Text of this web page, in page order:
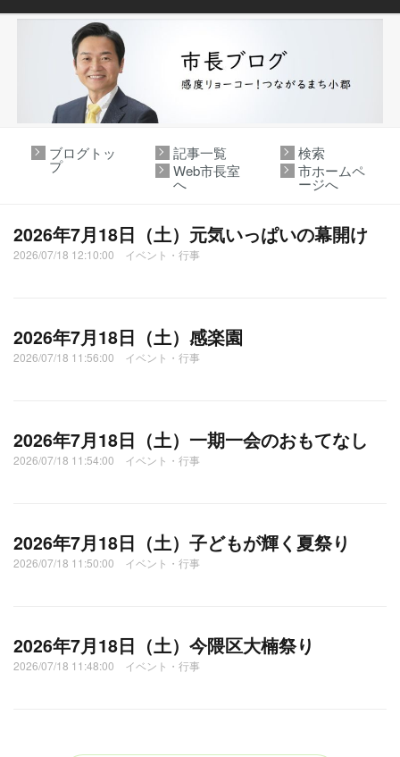
ブログトッ
プ
記事一覧
検索
Web市長室
へ
市ホームペ
ージへ
2026年7月18日（土）元気いっぱいの幕開け
2026/07/18 12:10:00 イベント・行事
2026年7月18日（土）感楽園
2026/07/18 11:56:00 イベント・行事
2026年7月18日（土）一期一会のおもてなし
2026/07/18 11:54:00 イベント・行事
2026年7月18日（土）子どもが輝く夏祭り
2026/07/18 11:50:00 イベント・行事
2026年7月18日（土）今隈区大楠祭り
2026/07/18 11:48:00 イベント・行事